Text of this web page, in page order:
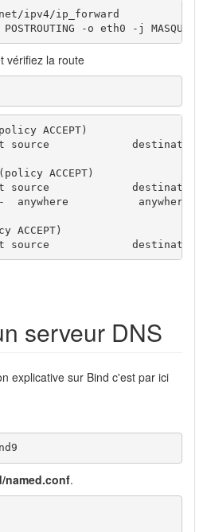
ipv4/ip_forward
-o eth0 -j
vérifiez la route
ACCEPT)
source             destination
(policy ACCEPT)
source             destination
--  anywhere           anywhere
ACCEPT)
source             destination
serveur DNS
explicative sur Bind c'est par ici
named.conf.